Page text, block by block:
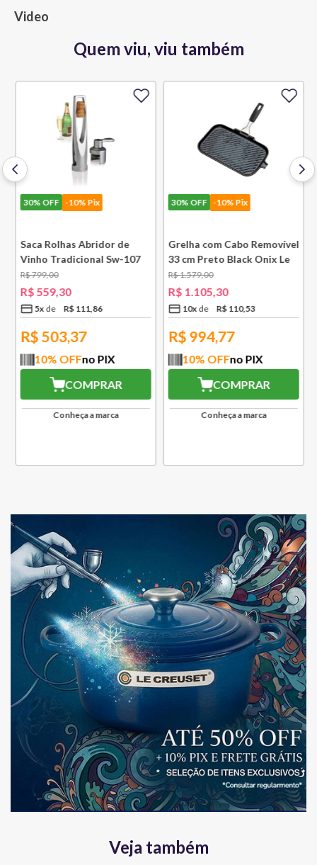
Video
Quem viu, viu também
30%OFF -10% Pix
Saca Rolhas Abridor de
Vinho Tradicional Sw-107
Ply Le Creuset
R$799,00
R$ 559,30
5x R$ 111,86
R$ 503,37
10% OFFno PIX
COMPRAR
Conheça a marca
30%OFF -10% Pix
Grelha com Cabo Removível
33 cm Preto Black Onix Le
Creuset
R$1.579,00
R$ 1.105,30
10x R$ 110,53
R$ 994,77
10% OFFno PIX
COMPRAR
Conheça a marca
Veja também